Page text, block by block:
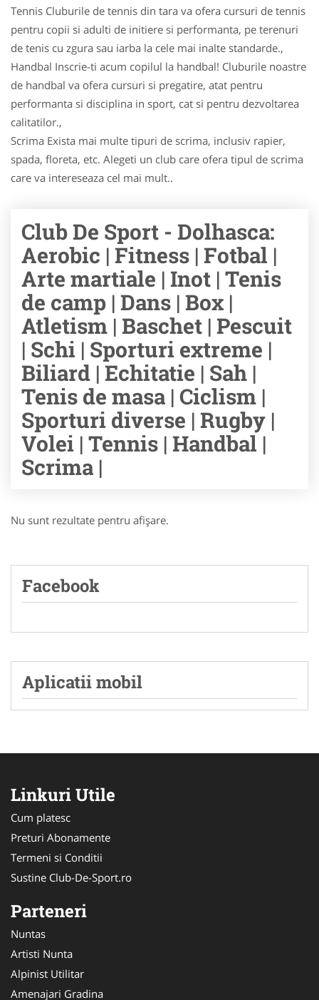
Tennis Cluburile de tennis din tara va ofera cursuri de tennis
pentru copii si adulti de initiere si performanta, pe terenuri
de tenis cu zgura sau iarba la cele mai inalte standarde.,
Handbal Inscrie-ti acum copilul la handbal! Cluburile noastre
de handbal va ofera cursuri si pregatire, atat pentru
performanta si disciplina in sport, cat si pentru dezvoltarea
calitatilor.,
Scrima Exista mai multe tipuri de scrima, inclusiv rapier,
spada, floreta, etc. Alegeti un club care ofera tipul de scrima
care va intereseaza cel mai mult..
Club De Sport - Dolhasca:
Aerobic | Fitness | Fotbal |
Arte martiale | Inot | Tenis
de camp | Dans | Box |
Atletism | Baschet | Pescuit
| Schi | Sporturi extreme |
Biliard | Echitatie | Sah |
Tenis de masa | Ciclism |
Sporturi diverse | Rugby |
Volei | Tennis | Handbal |
Scrima |
Nu sunt rezultate pentru afişare.
Facebook
Aplicatii mobil
Linkuri Utile
Cum platesc
Preturi Abonamente
Termeni si Conditii
Sustine Club-De-Sport.ro
Parteneri
Nuntas
Artisti Nunta
Alpinist Utilitar
Amenajari Gradina